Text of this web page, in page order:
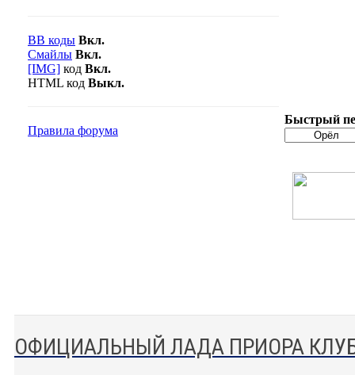
BB коды Вкл.
Смайлы Вкл.
[IMG] код Вкл.
HTML код Выкл.
Правила форума
Быстрый
ОФИЦИАЛЬНЫЙ ЛАДА ПРИОРА